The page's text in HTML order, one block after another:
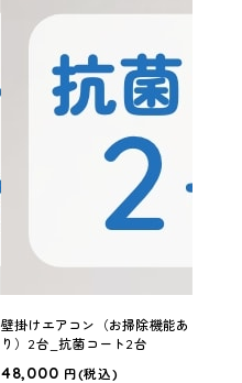
壁掛けエアコン（お掃除機能あ
り）2台_抗菌コート2台
48,000 円(税込)